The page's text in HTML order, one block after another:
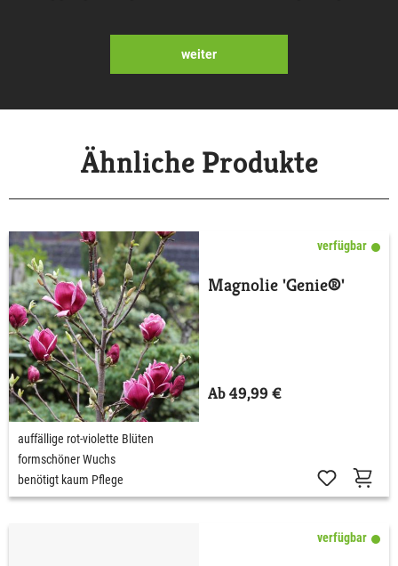
weiter
Ähnliche Produkte
verfügbar
Magnolie 'Genie®'
Ab 49,99 €
auffällige rot-violette Blüten
formschöner Wuchs
benötigt kaum Pflege
verfügbar